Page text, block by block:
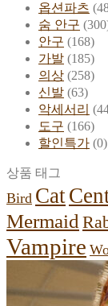
옵션파츠
숨 안구
안구 (168)
가발 (185)
의상 (258)
신발 (63)
악세서리
도구 (166)
할인특가 (0)
상품 태그
Bird Cat
Mermaid
Vampire